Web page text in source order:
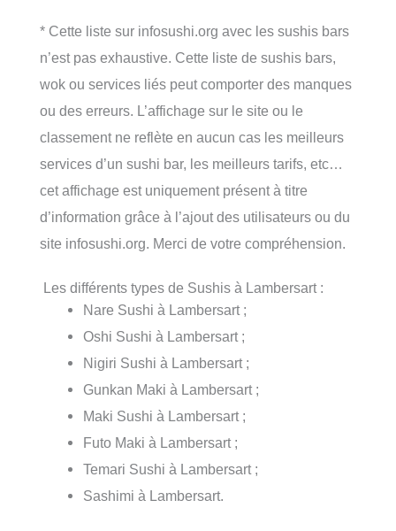
* Cette liste sur infosushi.org avec les sushis bars
n’est pas exhaustive. Cette liste de sushis bars,
wok ou services liés peut comporter des manques
ou des erreurs. L’affichage sur le site ou le
classement ne reflète en aucun cas les meilleurs
services d’un sushi bar, les meilleurs tarifs, etc…
cet affichage est uniquement présent à titre
d’information grâce à l’ajout des utilisateurs ou du
site infosushi.org. Merci de votre compréhension.
Les différents types de Sushis à Lambersart :
Nare Sushi à Lambersart ;
Oshi Sushi à Lambersart ;
Nigiri Sushi à Lambersart ;
Gunkan Maki à Lambersart ;
Maki Sushi à Lambersart ;
Futo Maki à Lambersart ;
Temari Sushi à Lambersart ;
Sashimi à Lambersart.